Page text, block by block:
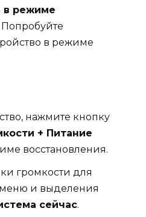
в режиме
Попробуйте
в режиме
нажмите кнопку
+ Питание
восстановления.
громкости для
и выделения
сейчас.